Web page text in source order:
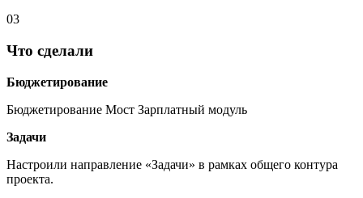
03
Что сделали
Бюджетирование
Бюджетирование Мост Зарплатный модуль
Задачи
Настроили направление «Задачи» в рамках общего контура
проекта.